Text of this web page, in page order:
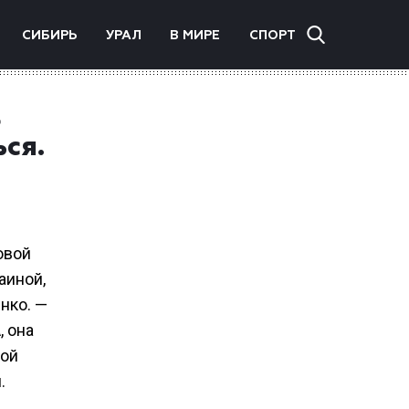
СИБИРЬ УРАЛ В МИРЕ СПОРТ
—
она